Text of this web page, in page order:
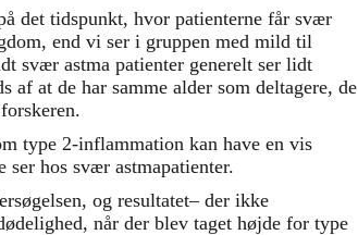
det tidspunkt, hvor patienterne får svær
end vi ser i gruppen med mild til
svær astma patienter generelt ser lidt
at de har samme alder som deltagere, de
type 2-inflammation kan have en vis
ser hos svær astmapatienter.
og resultatet– der ikke
når der blev taget højde for type